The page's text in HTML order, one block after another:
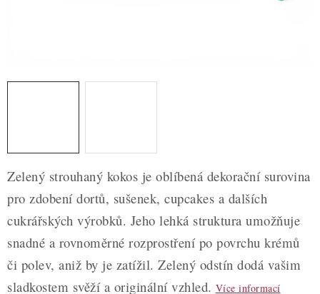
NOVÉ ZBOŽÍ
Nepřevzetí zásilky na dobírku
Hodnocení obchodu
Blog
Moje objednávka
Podmínky ochrany osobních údajů
Zelený strouhaný kokos je oblíbená dekorační surovina
pro zdobení dortů, sušenek, cupcakes a dalších
cukrářských výrobků. Jeho lehká struktura umožňuje
snadné a rovnoměrné rozprostření po povrchu krémů
či polev, aniž by je zatížil. Zelený odstín dodá vašim
sladkostem svěží a originální vzhled. Více informací